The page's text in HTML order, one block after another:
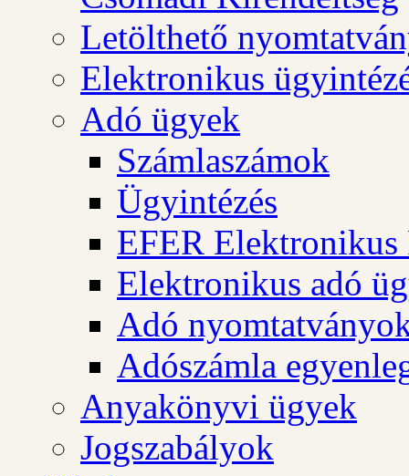
Letölthető
Elektronikus
Adó ügyek
Számlaszámok
Ügyintézés
EFER Elektronikus
Elektronikus adó
Adó
Adószámla
Anyakönyvi ügyek
Jogszabályok